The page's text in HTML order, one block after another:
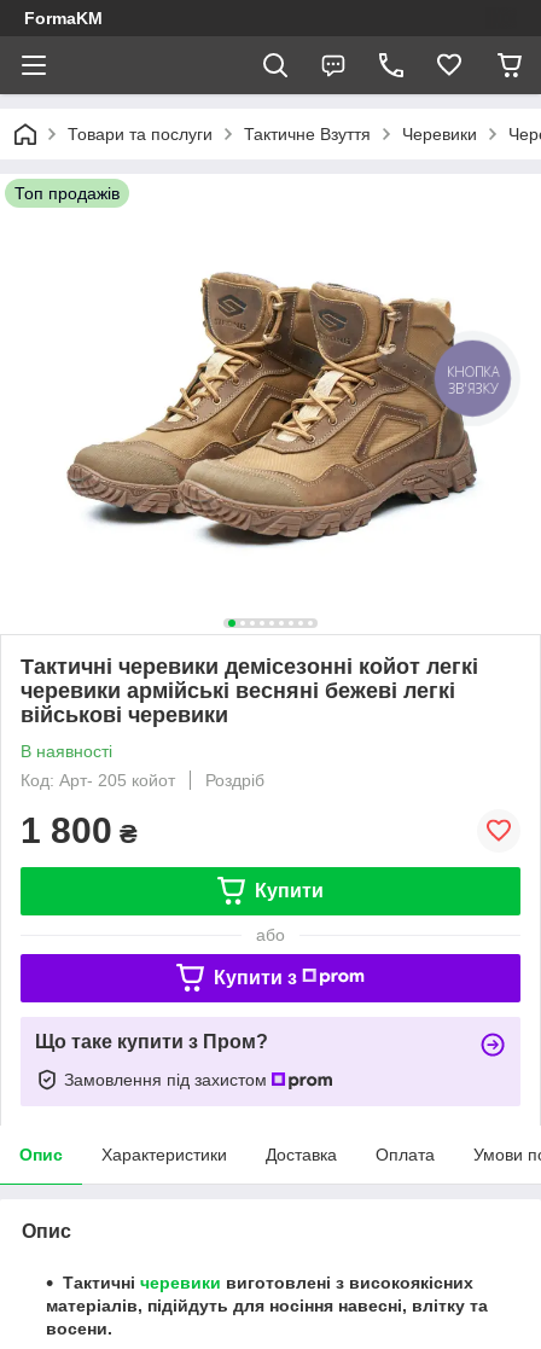
FormaKM
Товари та послуги Тактичне Взуття Черевики
Топ продажів
Тактичні черевики демісезонні койот легкі
черевики армійські весняні бежеві легкі
військові черевики
В наявності
Код: Арт- 205 койот
Роздріб
1 800 ₴
Купити
або
Купити з
Що таке купити з Пром?
Замовлення під захистом
Опис Характеристики Доставка Оплата Умови
Опис
Тактичні черевики виготовлені з високоякісних
матеріалів, підійдуть для носіння навесні, влітку та
восени.
КНОПКА
ЗВ'ЯЗКУ